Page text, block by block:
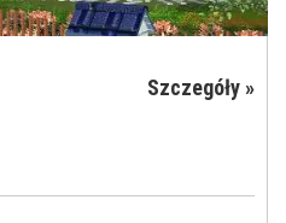
Szczegóły »